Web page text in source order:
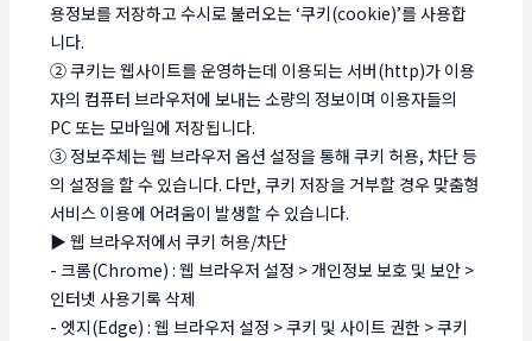
용정보를 저장하고 수시로 불러오는 ‘쿠키(cookie)’를 사용합
니다.
② 쿠키는 웹사이트를 운영하는데 이용되는 서버(http)가 이용
자의 컴퓨터 브라우저에 보내는 소량의 정보이며 이용자들의
PC 또는 모바일에 저장됩니다.
③ 정보주체는 웹 브라우저 옵션 설정을 통해 쿠키 허용, 차단 등
의 설정을 할 수 있습니다. 다만, 쿠키 저장을 거부할 경우 맞춤형
서비스 이용에 어려움이 발생할 수 있습니다.
▶ 웹 브라우저에서 쿠키 허용/차단
- 크롬(Chrome) : 웹 브라우저 설정 > 개인정보 보호 및 보안 >
인터넷 사용기록 삭제
- 엣지(Edge) : 웹 브라우저 설정 > 쿠키 및 사이트 권한 > 쿠키